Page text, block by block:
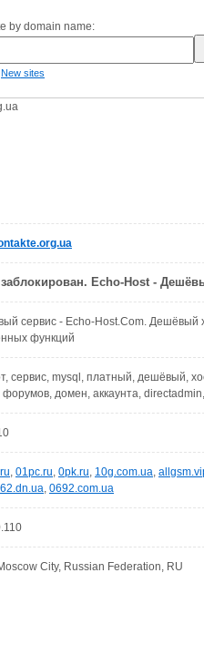
by domain name:
New sites
Echo-Host -
сервис - Echo-Host.Com. Дешёвый
функций
сервис, mysql, платный, дешёвый,
форумов, домен, аккаунта,
, 01pc.ru, 0pk.ru, 10g.com.ua,
, 0692.com.ua
City, Russian Federation, RU